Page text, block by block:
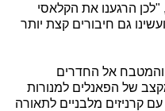
הרגענו את הקלאסי
גם חיבורים קצת יותר
והמטבח אל החדרים
של הפאנלים למנורות
קרניזים מלבניים לתאורה